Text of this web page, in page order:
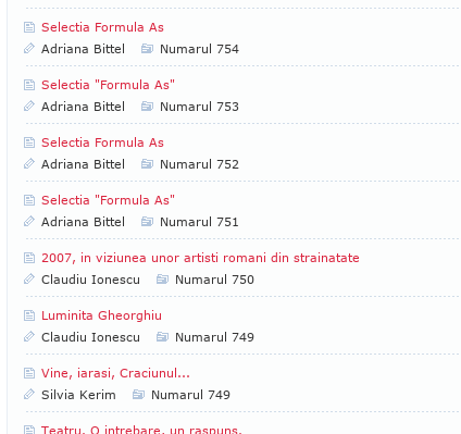
Selectia Formula As
Adriana Bittel
Numarul 754
Selectia "Formula As"
Adriana Bittel
Numarul 753
Selectia Formula As
Adriana Bittel
Numarul 752
Selectia "Formula As"
Adriana Bittel
Numarul 751
2007, in viziunea unor artisti romani din strainatate
Claudiu Ionescu
Numarul 750
Luminita Gheorghiu
Claudiu Ionescu
Numarul 749
Vine, iarasi, Craciunul...
Silvia Kerim
Numarul 749
Teatru. O intrebare, un raspuns.